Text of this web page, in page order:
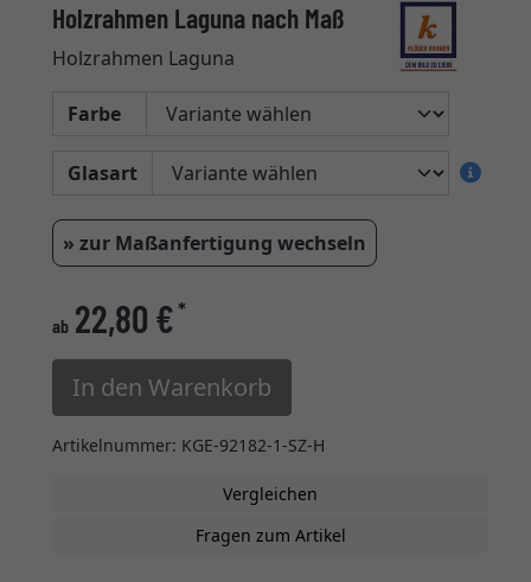
Holzrahmen Laguna nach Maß
Holzrahmen Laguna
Farbe
Glasart
» zur Maßanfertigung wechseln
ab 22,80 €*
In den Warenkorb
Artikelnummer: KGE-92182-1-SZ-H
Vergleichen
Fragen zum Artikel